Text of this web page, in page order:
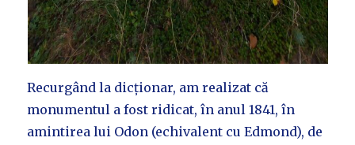
Recurgând la dicționar, am realizat că
monumentul a fost ridicat, în anul 1841, în
amintirea lui Odon (echivalent cu Edmond), de